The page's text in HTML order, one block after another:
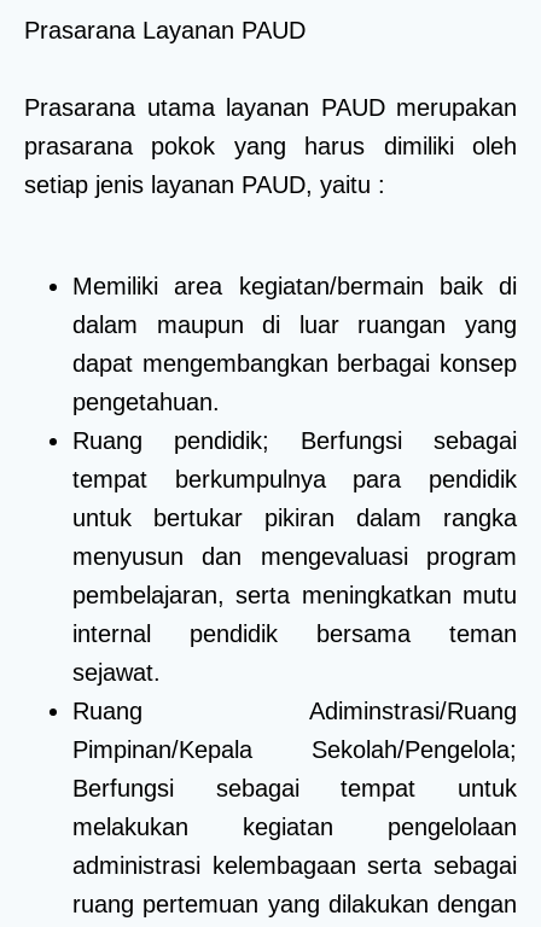
Prasarana Layanan PAUD
Prasarana utama layanan PAUD merupakan
prasarana pokok yang harus dimiliki oleh
setiap jenis layanan PAUD, yaitu :
Memiliki area kegiatan/bermain baik di
dalam maupun di luar ruangan yang
dapat mengembangkan berbagai konsep
pengetahuan.
Ruang pendidik; Berfungsi sebagai
tempat berkumpulnya para pendidik
untuk bertukar pikiran dalam rangka
menyusun dan mengevaluasi program
pembelajaran, serta meningkatkan mutu
internal pendidik bersama teman
sejawat.
Ruang Adiminstrasi/Ruang
Pimpinan/Kepala Sekolah/Pengelola;
Berfungsi sebagai tempat untuk
melakukan kegiatan pengelolaan
administrasi kelembagaan serta sebagai
ruang pertemuan yang dilakukan dengan